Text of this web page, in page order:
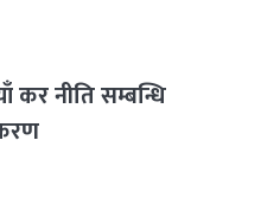
कर नीति सम्बन्धि